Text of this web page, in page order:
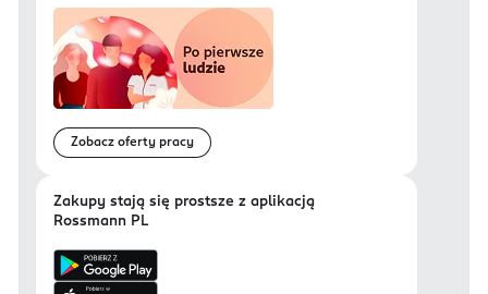
Zobacz oferty pracy
Zakupy stają się prostsze z aplikacją
Rossmann PL